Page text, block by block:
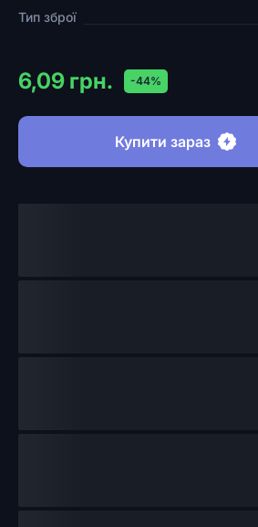
Тип зброї
6,09 грн. -44%
Купити зараз